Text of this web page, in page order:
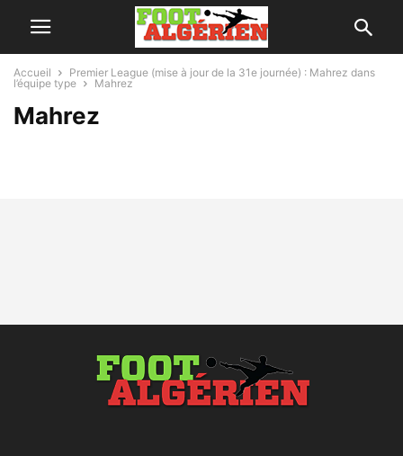
Accueil
Premier League (mise à jour de la 31e journée) : Mahrez dans
l’équipe type
Mahrez
Mahrez